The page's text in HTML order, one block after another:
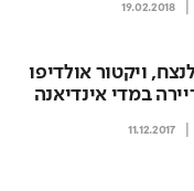
19.02.2018
ויקטור אולדיפו
במדי אינדיאנה
11.12.2017